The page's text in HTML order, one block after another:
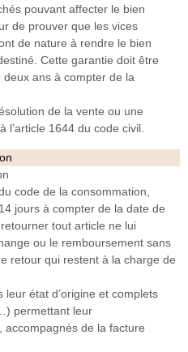
pouvant affecter le bien
de prouver que les vices
de nature à rendre le bien
Cette garantie doit être
ans à compter de la
de la vente ou une
l’article 1644 du code civil.
code de la consommation,
jours à compter de la date de
tout article ne lui
ou le remboursement sans
retour qui restent à la charge de
état d’origine et complets
permettant leur
accompagnés de la facture